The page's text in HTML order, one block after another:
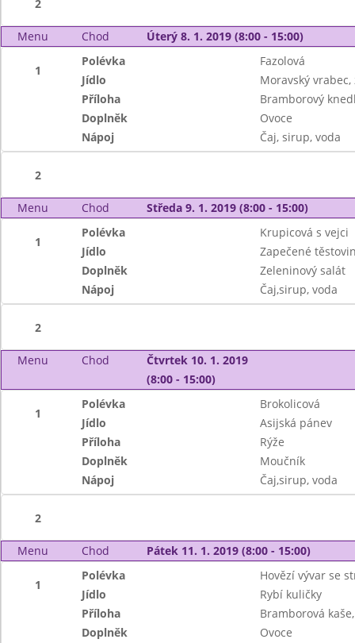
2
Menu Chod Úterý 8. 1. 2019 (8:00 - 15:00)
1
Polévka
Fazolová
Jídlo
Moravský vrabec,
Příloha
Bramborový
Doplněk
Ovoce
Nápoj
Čaj, sirup, voda
2
Menu Chod Středa 9. 1. 2019 (8:00 - 15:00)
1
Polévka
Krupicová s vejci
Jídlo
Zapečené
Doplněk
Zeleninový salát
Nápoj
Čaj,sirup, voda
2
Menu Chod
Čtvrtek 10. 1. 2019
(8:00 - 15:00)
1
Polévka
Brokolicová
Jídlo
Asijská pánev
Příloha
Rýže
Doplněk
Moučník
Nápoj
Čaj,sirup, voda
2
Menu Chod Pátek 11. 1. 2019 (8:00 - 15:00)
1
Polévka
Hovězí vývar se
Jídlo
Rybí kuličky
Příloha
Bramborová
Doplněk
Ovoce